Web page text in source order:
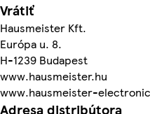
Vrátiť
Hausmeister Kft.
Európa u. 8.
H-1239 Budapest
www.hausmeister.hu
www.hausmeister-
Adresa distribútora